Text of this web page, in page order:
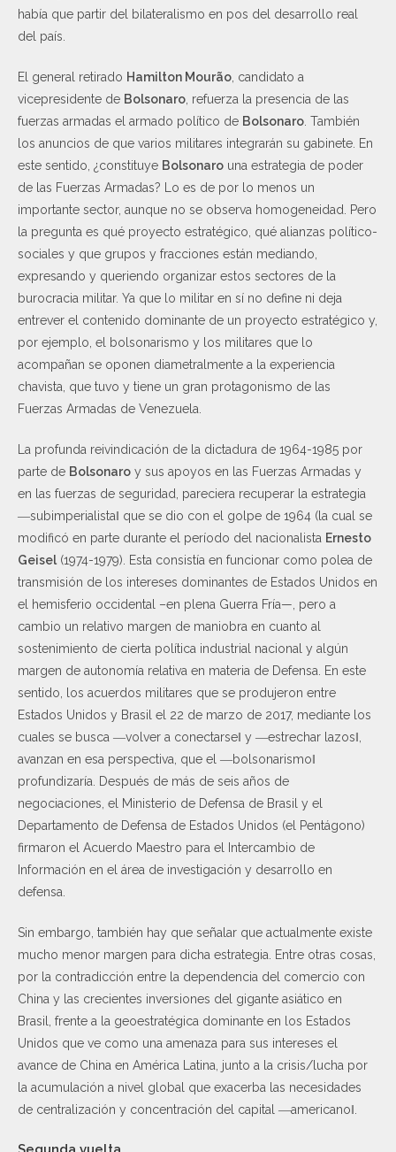
había que partir del bilateralismo en pos del desarrollo real
del país.
El general retirado Hamilton Mourão , candidato a
vicepresidente de Bolsonaro , refuerza la presencia de las
fuerzas armadas el armado político de Bolsonaro . También
los anuncios de que varios militares integrarán su gabinete. En
este sentido, ¿constituye Bolsonaro una estrategia de poder
de las Fuerzas Armadas? Lo es de por lo menos un
importante sector, aunque no se observa homogeneidad. Pero
la pregunta es qué proyecto estratégico, qué alianzas político-
sociales y que grupos y fracciones están mediando,
expresando y queriendo organizar estos sectores de la
burocracia militar. Ya que lo militar en sí no define ni deja
entrever el contenido dominante de un proyecto estratégico y,
por ejemplo, el bolsonarismo y los militares que lo
acompañan se oponen diametralmente a la experiencia
chavista, que tuvo y tiene un gran protagonismo de las
Fuerzas Armadas de Venezuela.
La profunda reivindicación de la dictadura de 1964-1985 por
parte de Bolsonaro y sus apoyos en las Fuerzas Armadas y
en las fuerzas de seguridad, pareciera recuperar la estrategia
―subimperialista‖ que se dio con el golpe de 1964 (la cual se
modificó en parte durante el período del nacionalista Ernesto
Geisel (1974-1979). Esta consistía en funcionar como polea de
transmisión de los intereses dominantes de Estados Unidos en
el hemisferio occidental –en plena Guerra Fría—, pero a
cambio un relativo margen de maniobra en cuanto al
sostenimiento de cierta política industrial nacional y algún
margen de autonomía relativa en materia de Defensa. En este
sentido, los acuerdos militares que se produjeron entre
Estados Unidos y Brasil el 22 de marzo de 2017, mediante los
cuales se busca ―volver a conectarse‖ y ―estrechar lazos‖,
avanzan en esa perspectiva, que el ―bolsonarismo‖
profundizaría. Después de más de seis años de
negociaciones, el Ministerio de Defensa de Brasil y el
Departamento de Defensa de Estados Unidos (el Pentágono)
firmaron el Acuerdo Maestro para el Intercambio de
Información en el área de investigación y desarrollo en
defensa.
Sin embargo, también hay que señalar que actualmente existe
mucho menor margen para dicha estrategia. Entre otras cosas,
por la contradicción entre la dependencia del comercio con
China y las crecientes inversiones del gigante asiático en
Brasil, frente a la geoestratégica dominante en los Estados
Unidos que ve como una amenaza para sus intereses el
avance de China en América Latina, junto a la crisis/lucha por
la acumulación a nivel global que exacerba las necesidades
de centralización y concentración del capital ―americano‖.